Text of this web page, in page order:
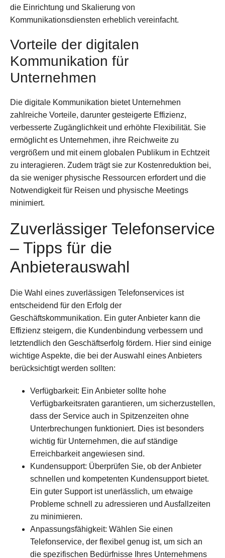
die Einrichtung und Skalierung von
Kommunikationsdiensten erheblich vereinfacht.
Vorteile der digitalen
Kommunikation für
Unternehmen
Die digitale Kommunikation bietet Unternehmen
zahlreiche Vorteile, darunter gesteigerte Effizienz,
verbesserte Zugänglichkeit und erhöhte Flexibilität. Sie
ermöglicht es Unternehmen, ihre Reichweite zu
vergrößern und mit einem globalen Publikum in Echtzeit
zu interagieren. Zudem trägt sie zur Kostenreduktion bei,
da sie weniger physische Ressourcen erfordert und die
Notwendigkeit für Reisen und physische Meetings
minimiert.
Zuverlässiger Telefonservice
– Tipps für die
Anbieterauswahl
Die Wahl eines zuverlässigen Telefonservices ist
entscheidend für den Erfolg der
Geschäftskommunikation. Ein guter Anbieter kann die
Effizienz steigern, die Kundenbindung verbessern und
letztendlich den Geschäftserfolg fördern. Hier sind einige
wichtige Aspekte, die bei der Auswahl eines Anbieters
berücksichtigt werden sollten:
Verfügbarkeit: Ein Anbieter sollte hohe
Verfügbarkeitsraten garantieren, um sicherzustellen,
dass der Service auch in Spitzenzeiten ohne
Unterbrechungen funktioniert. Dies ist besonders
wichtig für Unternehmen, die auf ständige
Erreichbarkeit angewiesen sind.
Kundensupport: Überprüfen Sie, ob der Anbieter
schnellen und kompetenten Kundensupport bietet.
Ein guter Support ist unerlässlich, um etwaige
Probleme schnell zu adressieren und Ausfallzeiten
zu minimieren.
Anpassungsfähigkeit: Wählen Sie einen
Telefonservice, der flexibel genug ist, um sich an
die spezifischen Bedürfnisse Ihres Unternehmens